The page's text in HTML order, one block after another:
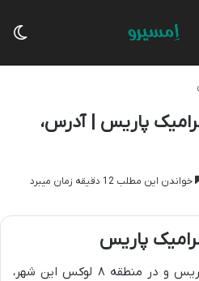
پاریس | آدرس،
خواندن این مطلب 12 دقیقه زمان میبرد
پاریس
هتل الیزه سرامیک در قلب پاریس و در منطقه ۸ لوکس این شهر،